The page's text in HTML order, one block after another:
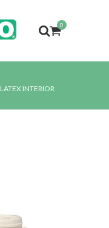
0
LATEX INTERIOR